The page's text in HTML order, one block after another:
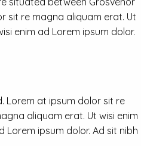
sit re magna aliquam erat. Ut
enim ad Lorem ipsum dolor.
Lorem at ipsum dolor sit re
aliquam erat. Ut wisi enim
ipsum dolor. Ad sit nibh